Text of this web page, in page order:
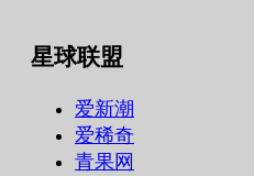
星球联盟
爱新潮
爱稀奇
青果网